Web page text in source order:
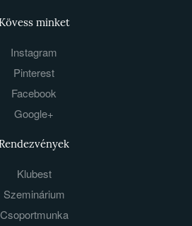
minket
Instagram
Pinterest
Facebook
Google+
Klubest
Szeminárium
Csoportmunka